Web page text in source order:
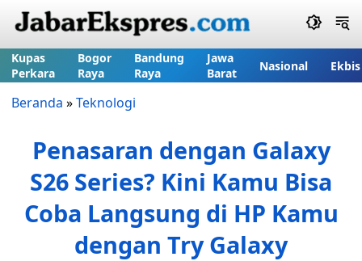
Kupas
Perkara
Bogor
Raya
Bandung
Raya
Jawa
Barat
Nasional Ekbis
Beranda »Teknologi
Penasaran dengan Galaxy
S26 Series? Kini Kamu Bisa
Coba Langsung di HP Kamu
dengan Try Galaxy